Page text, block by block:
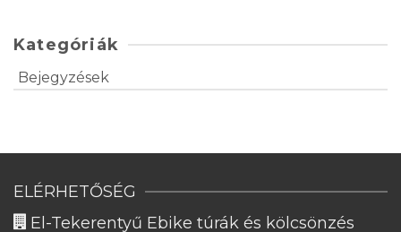
Kategóriák
Bejegyzések
ELÉRHETŐSÉG
El-Tekerentyű Ebike túrák és kölcsönzés